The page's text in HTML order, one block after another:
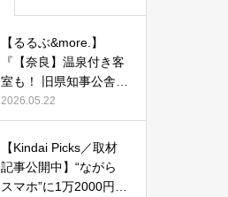
【るるぶ&more.】
『【奈良】温泉付き客
室も！ 旧県知事公舎を
改装した宿「紫翠 ラグ
ジュアリーコレクショ
ンホテル 奈良」で贅沢
ステイ』
2026.05.22
【Kindai Picks／取材
記事公開中】“ながら
スマホ”に1万2000円！